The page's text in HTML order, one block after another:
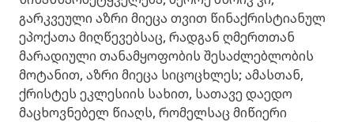
გარკვეული აზრი მიეცა თვით წინაქრისტიანულ
ეპოქათა მიღწევებსაც, რადგან ღმერთთან
მარადიული თანამყოფობის შესაძლებლობის
მოტანით, აზრი მიეცა სიცოცხლეს; ამასთან,
ქრისტეს ეკლესიის სახით, სათავე დაედო
მაცხოვნებელ წიაღს, რომელსაც მიწიერი